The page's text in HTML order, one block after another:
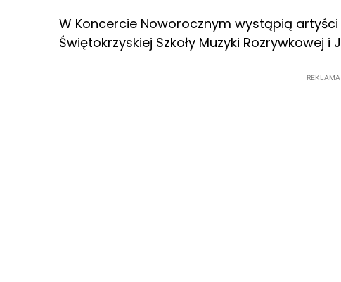
W Koncercie Noworocznym wystąpią
Świętokrzyskiej Szkoły Muzyki Rozrywkowej i
REKLAMA